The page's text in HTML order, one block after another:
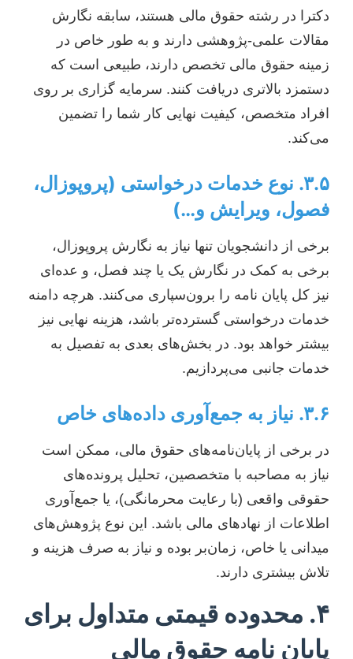
دکترا در رشته حقوق مالی هستند، سابقه نگارش
مقالات علمی-پژوهشی دارند و به طور خاص در
زمینه حقوق مالی تخصص دارند، طبیعی است که
دستمزد بالاتری دریافت کنند. سرمایه گزاری بر روی
افراد متخصص، کیفیت نهایی کار شما را تضمین
می‌کند.
۳.۵. نوع خدمات درخواستی (پروپوزال،
فصول، ویرایش و…)
برخی از دانشجویان تنها نیاز به نگارش پروپوزال،
برخی به کمک در نگارش یک یا چند فصل، و عده‌ای
نیز کل پایان نامه را برون‌سپاری می‌کنند. هرچه دامنه
خدمات درخواستی گسترده‌تر باشد، هزینه نهایی نیز
بیشتر خواهد بود. در بخش‌های بعدی به تفصیل به
خدمات جانبی می‌پردازیم.
۳.۶. نیاز به جمع‌آوری داده‌های خاص
در برخی از پایان‌نامه‌های حقوق مالی، ممکن است
نیاز به مصاحبه با متخصصین، تحلیل پرونده‌های
حقوقی واقعی (با رعایت محرمانگی)، یا جمع‌آوری
اطلاعات از نهادهای مالی باشد. این نوع پژوهش‌های
میدانی یا خاص، زمان‌بر بوده و نیاز به صرف هزینه و
تلاش بیشتری دارند.
۴. محدوده قیمتی متداول برای
پایان نامه حقوق مالی